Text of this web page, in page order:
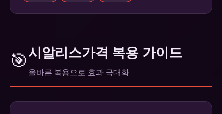
🎯시알리스가격 복용 가이드
올바른 복용으로 효과 극대화